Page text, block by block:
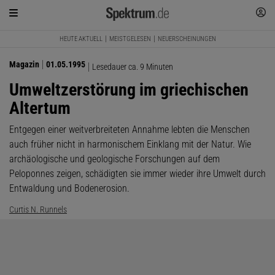
HEUTE AKTUELL MEISTGELESEN NEUERSCHEINUNGEN
Magazin 01.05.1995 Lesedauer ca. 9 Minuten
Umweltzerstörung im griechischen
Altertum
Entgegen einer weitverbreiteten Annahme lebten die Menschen
auch früher nicht in harmonischem Einklang mit der Natur. Wie
archäologische und geologische Forschungen auf dem
Peloponnes zeigen, schädigten sie immer wieder ihre Umwelt durch
Entwaldung und Bodenerosion.
Curtis N. Runnels